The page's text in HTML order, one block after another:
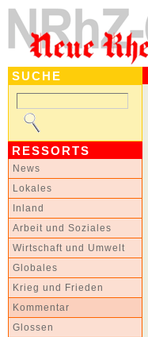
SUCHE
RESSORTS
News
Lokales
Inland
Arbeit und Soziales
Wirtschaft und Umwelt
Globales
Krieg und Frieden
Kommentar
Glossen